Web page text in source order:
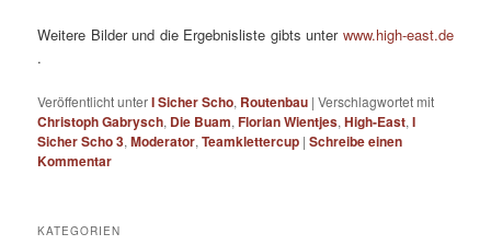
Weitere Bilder und die Ergebnisliste gibts unter www.high-east.de
.
Veröffentlicht unterI Sicher Scho, Routenbau |Verschlagwortet mit
Christoph Gabrysch, Die Buam,Florian Wientjes,High-East,I
Sicher Scho 3,Moderator,Teamklettercup |Schreibe einen
Kommentar
KATEGORIEN